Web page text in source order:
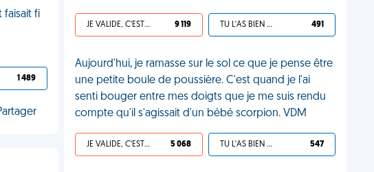
faisait fi
1 489
JE VALIDE, C'EST UNE VDM 9 119 TU L'AS BIEN MÉRITÉ 491
Aujourd'hui, je ramasse sur le sol ce que je pense être
une petite boule de poussière. C'est quand je l'ai
senti bouger entre mes doigts que je me suis rendu
compte qu'il s'agissait d'un bébé scorpion. VDM
JE VALIDE, C'EST UNE VDM 5 068 TU L'AS BIEN MÉRITÉ 547